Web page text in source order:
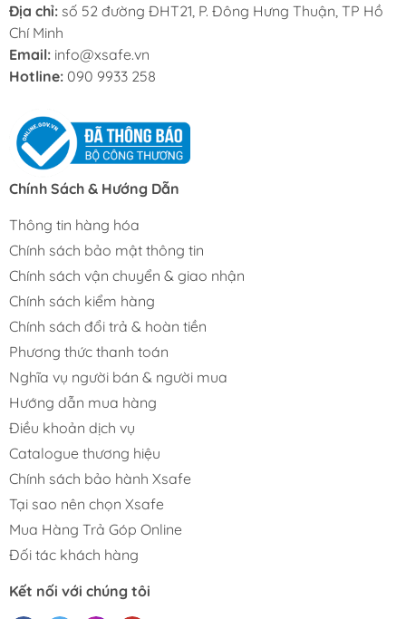
Địa chỉ: số 52 đường ĐHT21, P. Đông Hưng Thuận, TP Hồ
Chí Minh
Email: info@xsafe.vn
Hotline: 090 9933 258
Chính Sách & Hướng Dẫn
Thông tin hàng hóa
Chính sách bảo mật thông tin
Chính sách vận chuyển & giao nhận
Chính sách kiểm hàng
Chính sách đổi trả & hoàn tiền
Phương thức thanh toán
Nghĩa vụ người bán & người mua
Hướng dẫn mua hàng
Điều khoản dịch vụ
Catalogue thương hiệu
Chính sách bảo hành Xsafe
Tại sao nên chọn Xsafe
Mua Hàng Trả Góp Online
Đối tác khách hàng
Kết nối với chúng tôi